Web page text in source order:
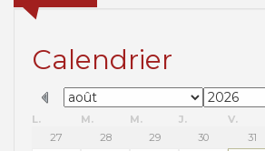
Calendrier
L. M. M. J. V.
27
28 29 30 31